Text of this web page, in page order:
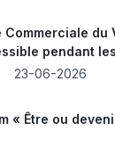
Commerciale du
pendant
23-06-2026
« Être ou